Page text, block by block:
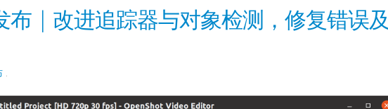
布 | 改进追踪器与对象检测，修复错误及
.